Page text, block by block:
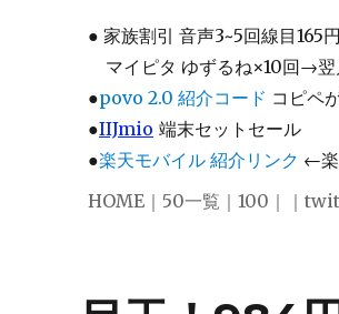
● 家族割引 音声3~5回線目165
マイピタ ゆずるね×10回→
●povo 2.0 紹介コード コピペ
●IIJmio 端末セットセール
●楽天モバイル 紹介リンク ←楽
HOME ｜ 50一覧 ｜ 100 ｜｜